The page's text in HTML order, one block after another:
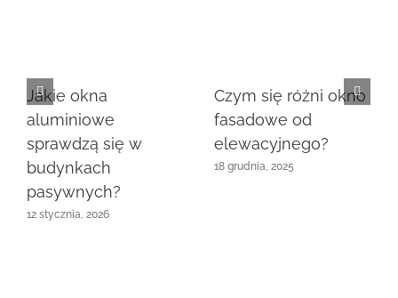
Jakie okna
aluminiowe
sprawdzą się w
budynkach
pasywnych?
12 stycznia, 2026
Czym się różni okno
fasadowe od
elewacyjnego?
18 grudnia, 2025